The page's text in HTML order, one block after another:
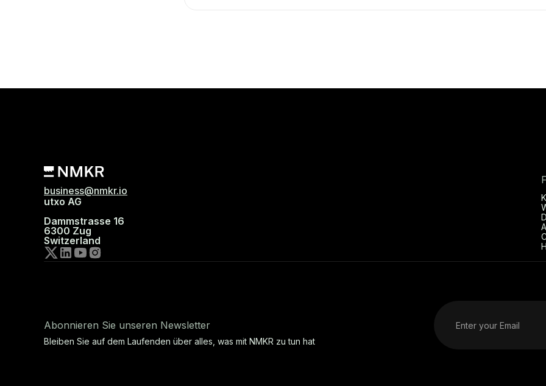
business@nmkr.io
utxo AG
Dammstrasse 16
6300 Zug
Switzerland
Abonnieren Sie unseren Newsletter
Bleiben Sie auf dem Laufenden über alles, was mit NMKR zu tun hat